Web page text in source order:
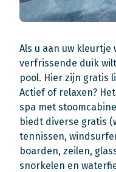
Als u aan uw kleurtje
verfrissende duik
pool. Hier zijn gratis
Actief of relaxen?
spa met
biedt diverse gratis
tennissen,
boarden, zeilen,
snorkelen en